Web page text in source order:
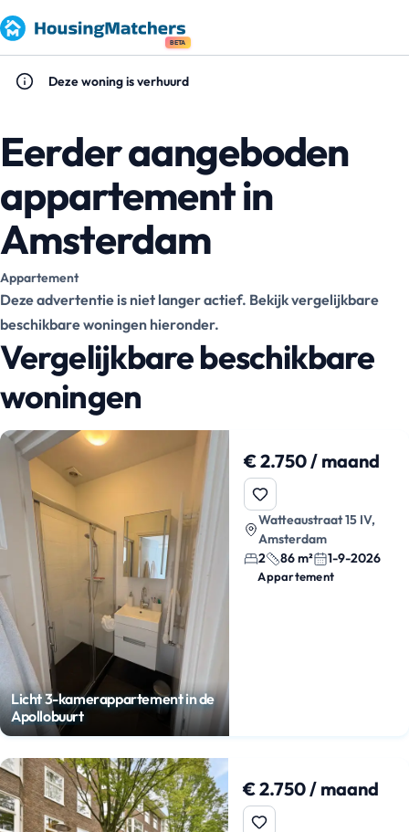
BETA
Deze woning is verhuurd
Eerder aangeboden
appartement in
Amsterdam
Appartement
Deze advertentie is niet langer actief. Bekijk vergelijkbare
beschikbare woningen hieronder.
Vergelijkbare beschikbare
woningen
Licht 3-kamerappartement in de
Apollobuurt
€ 2.750 / maand
Watteaustraat 15 IV,
Amsterdam
2
86 m² 1-9-2026
Appartement
€ 2.750 / maand